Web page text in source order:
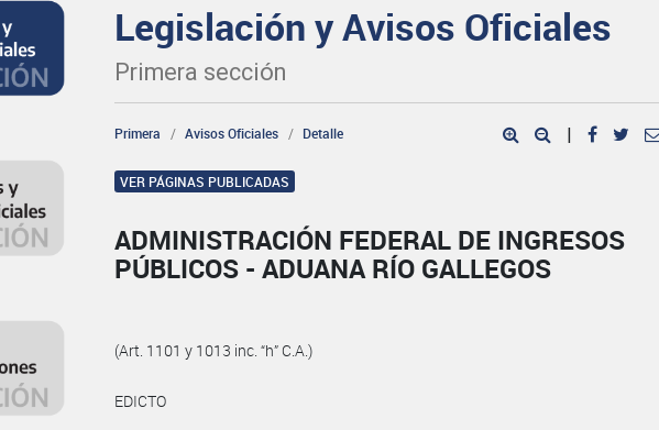
Legislación y Avisos Oficiales
Primera sección
Primera Avisos Oficiales Detalle |
VER PÁGINAS PUBLICADAS
ADMINISTRACIÓN FEDERAL DE INGRESOS
PÚBLICOS - ADUANA RÍO GALLEGOS
(Art. 1101 y 1013 inc. “h” C.A.)
EDICTO